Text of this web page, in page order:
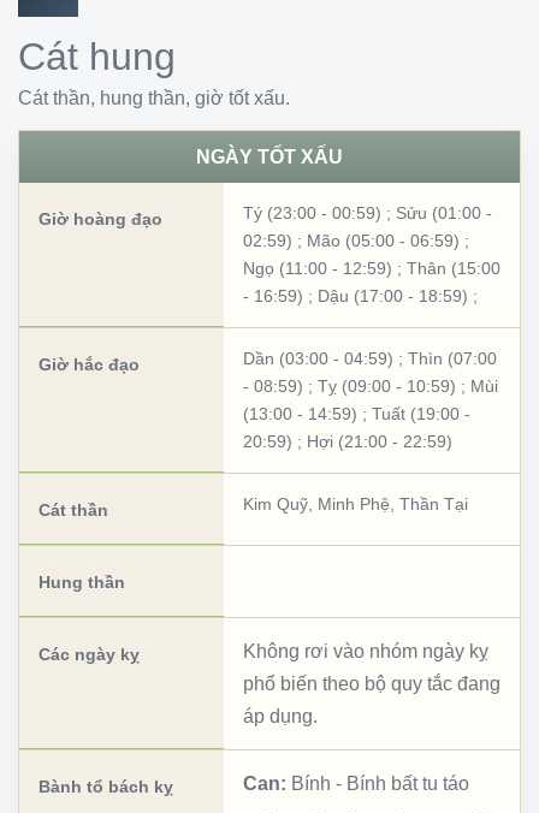
Cát hung
Cát thần, hung thần, giờ tốt xấu.
NGÀY TỐT XẤU
Giờ hoàng đạo Tý (23:00 - 00:59) ; Sửu (01:00 -
02:59) ; Mão (05:00 - 06:59) ;
Ngọ (11:00 - 12:59) ; Thân (15:00
- 16:59) ; Dậu (17:00 - 18:59) ;
Giờ hắc đạo Dần (03:00 - 04:59) ; Thìn (07:00
- 08:59) ; Tỵ (09:00 - 10:59) ; Mùi
(13:00 - 14:59) ; Tuất (19:00 -
20:59) ; Hợi (21:00 - 22:59)
Cát thần Kim Quỹ Minh Phệ Thần Tại
Hung thần
Các ngày kỵ
Không rơi vào nhóm ngày kỵ
phổ biến theo bộ quy tắc đang
áp dụng.
Bành tổ bách kỵ Can: Bính - Bính bất tu táo